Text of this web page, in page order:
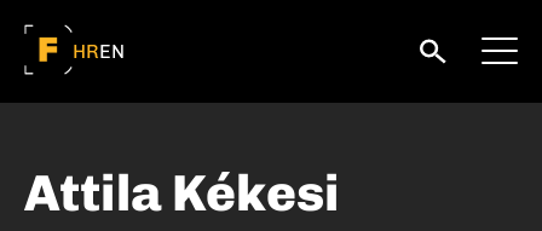
HREN
Attila Kékesi